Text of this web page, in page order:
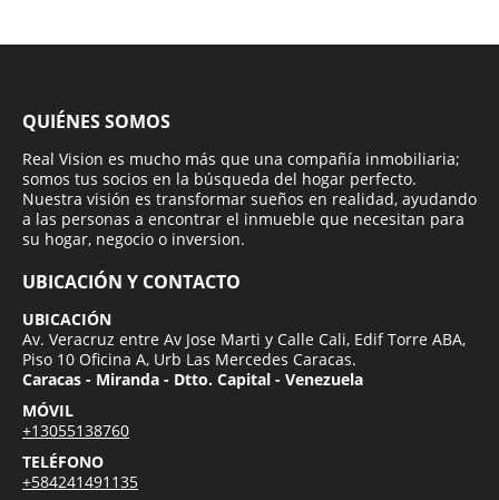
QUIÉNES SOMOS
Real Vision es mucho más que una compañía inmobiliaria;
somos tus socios en la búsqueda del hogar perfecto.
Nuestra visión es transformar sueños en realidad, ayudando
a las personas a encontrar el inmueble que necesitan para
su hogar, negocio o inversion.
UBICACIÓN Y CONTACTO
UBICACIÓN
Av. Veracruz entre Av Jose Marti y Calle Cali, Edif Torre ABA,
Piso 10 Oficina A, Urb Las Mercedes Caracas.
Caracas - Miranda - Dtto. Capital - Venezuela
MÓVIL
+13055138760
TELÉFONO
+584241491135